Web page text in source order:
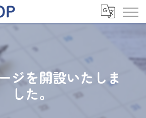
ジを開設いたしま
した。